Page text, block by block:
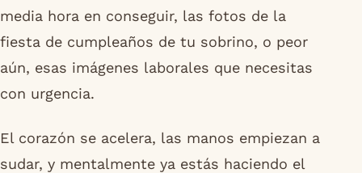
media hora en conseguir, las fotos de la
fiesta de cumpleaños de tu sobrino, o peor
aún, esas imágenes laborales que necesitas
con urgencia.
El corazón se acelera, las manos empiezan a
sudar, y mentalmente ya estás haciendo el